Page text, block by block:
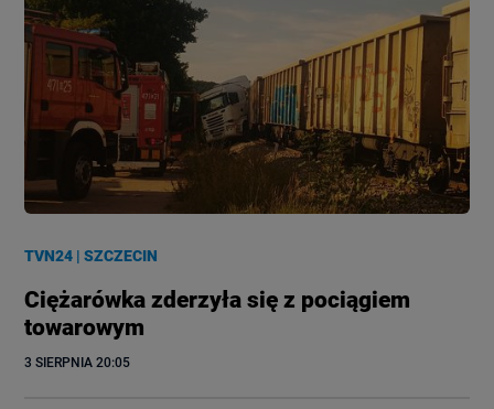
TVN24 |SZCZECIN
Ciężarówka zderzyła się z pociągiem
towarowym
3 SIERPNIA 20:05